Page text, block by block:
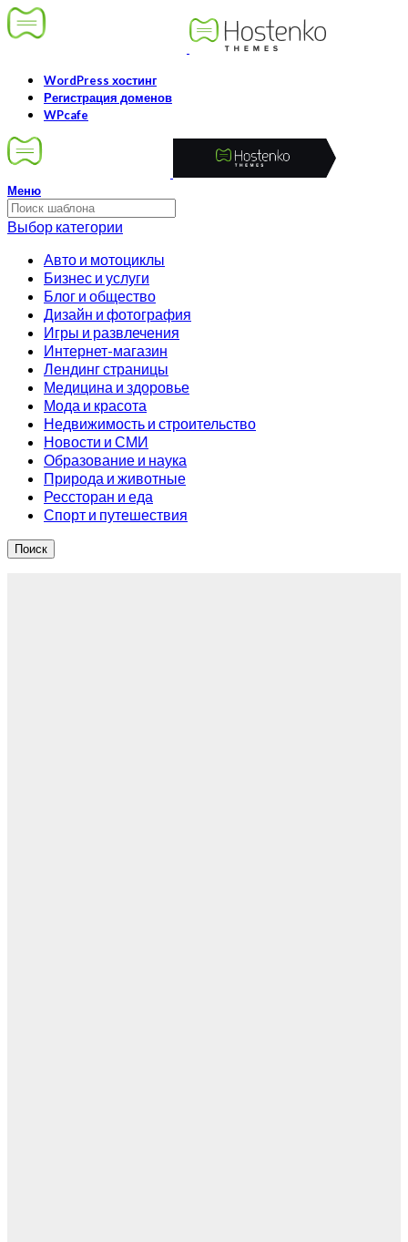
WordPress хостинг
Регистрация доменов
WPcafe
Меню
Выбор категории
Авто и мотоциклы
Бизнес и услуги
Блог и общество
Дизайн и фотография
Игры и развлечения
Интернет-магазин
Лендинг страницы
Медицина и здоровье
Мода и красота
Недвижимость и строительство
Новости и СМИ
Образование и наука
Природа и животные
Рессторан и еда
Спорт и путешествия
Поиск